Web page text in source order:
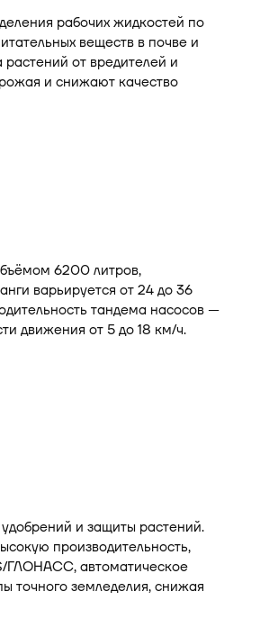
рабочих жидкостей по
веществ в почве и
от вредителей и
и снижают качество
6200 литров,
варьируется от 24 до 36
тандема насосов —
движения от 5 до 18 км/ч.
и защиты растений.
производительность,
ГЛОНАСС, автоматическое
точного земледелия, снижая